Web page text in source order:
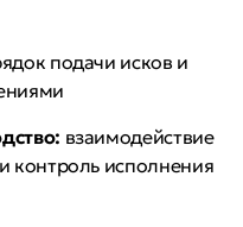
подачи исков и
взаимодействие
контроль исполнения